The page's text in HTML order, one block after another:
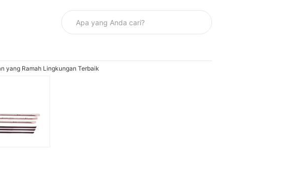
yang Ramah Lingkungan Terbaik